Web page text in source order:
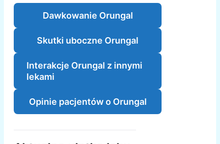
Dawkowanie Orungal
Skutki uboczne Orungal
Interakcje Orungal z innymi
lekami
Opinie pacjentów o Orungal